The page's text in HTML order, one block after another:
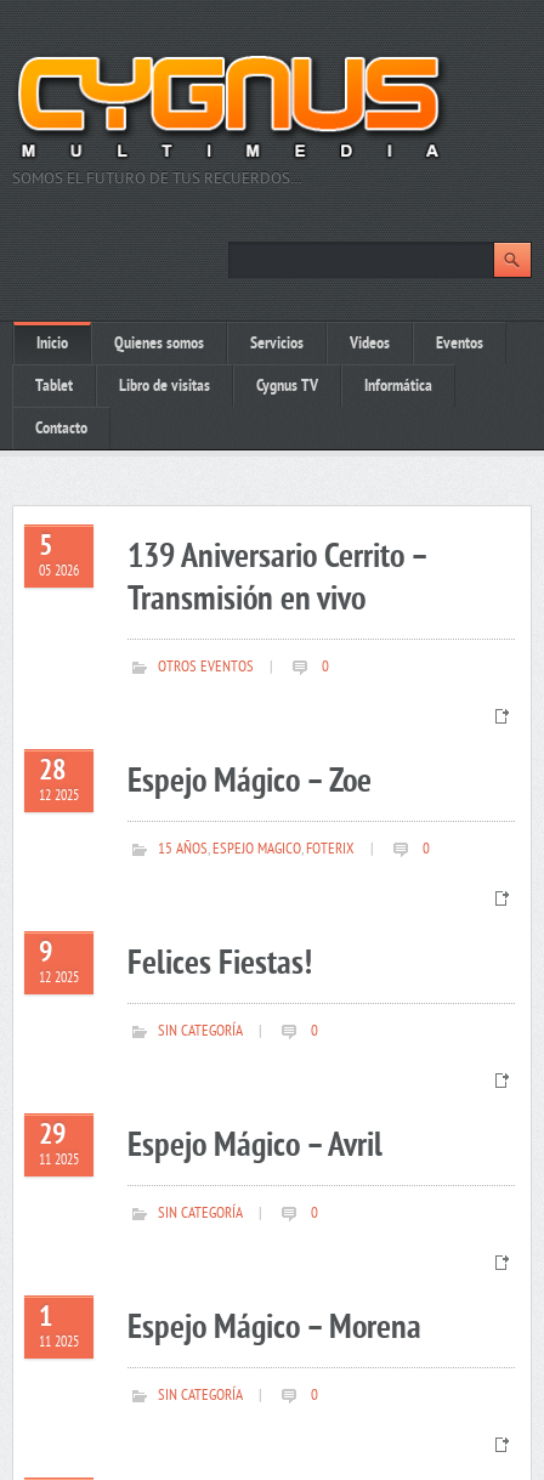
SOMOS EL FUTURO DE TUS RECUERDOS…
Inicio Quienes somos Servicios Videos Eventos
Tablet Libro de visitas Cygnus TV Informática
Contacto
5
05 2026
139 Aniversario Cerrito –
Transmisión en vivo
OTROS EVENTOS 0
28
12 2025 Espejo Mágico – Zoe
15 AÑOS,ESPEJO MAGICO,FOTERIX 0
9
12 2025 Felices Fiestas!
SIN CATEGORÍA 0
29
11 2025 Espejo Mágico – Avril
SIN CATEGORÍA 0
1
11 2025 Espejo Mágico – Morena
SIN CATEGORÍA 0